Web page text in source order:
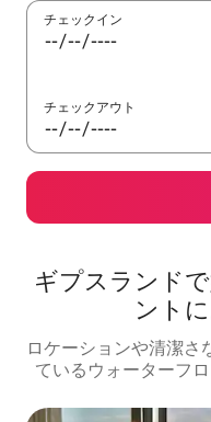
チェックイン
チェックアウト
ギプスランド
ント
ロケーションや清潔さ
ているウォーターフ